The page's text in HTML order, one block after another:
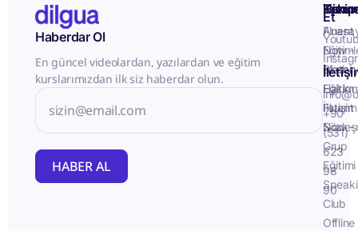
Haberdar Ol
En güncel videolardan, yazılardan ve eğitim
kurslarımızdan ilk siz haberdar olun.
HABER AL
İletişim
Fluent
Now -
Birebir
Eğitim
Fluent
Now -
Grup
Eğitimi
Club
Offline
Takip
Et
+90
(531)
623
98
90